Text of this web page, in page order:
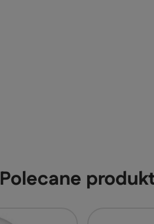
Polecane